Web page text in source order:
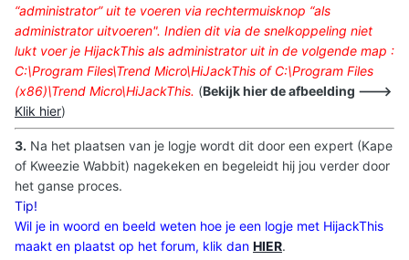
“administrator” uit te voeren via rechtermuisknop “als
administrator uitvoeren". Indien dit via de snelkoppeling niet
lukt voer je HijackThis als administrator uit in de volgende map :
C:\Program Files\Trend Micro\HiJackThis of C:\Program Files
(x86)\Trend Micro\HiJackThis. (Bekijk hier de afbeelding --->
Klik hier)
3. Na het plaatsen van je logje wordt dit door een expert (Kape
of Kweezie Wabbit) nagekeken en begeleidt hij jou verder door
het ganse proces.
Tip!
Wil je in woord en beeld weten hoe je een logje met HijackThis
maakt en plaatst op het forum, klik dan HIER.